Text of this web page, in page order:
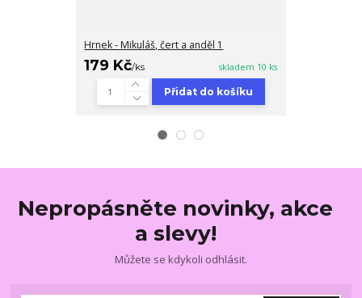
Hrnek - Mikuláš, čert a anděl 1
179 Kč/ks skladem 10 ks
Přidat do košíku
Nepropásněte novinky, akce
a slevy!
Můžete se kdykoli odhlásit.